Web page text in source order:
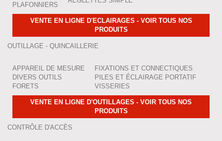
PLAFONNIERS
VENTE EN LIGNE D'ECLAIRAGES - VOIR TOUS NOS
PRODUITS
OUTILLAGE - QUINCAILLERIE
APPAREIL DE MESURE
DIVERS OUTILS
FORETS
FIXATIONS ET CONNECTIQUES
PILES ET ÉCLAIRAGE PORTATIF
VISSERIES
VENTE EN LIGNE D'OUTILLAGES - VOIR TOUS NOS
PRODUITS
CONTRÔLE D'ACCÈS